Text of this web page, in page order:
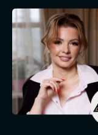
СТАНЬТЕ
IT Solutions for